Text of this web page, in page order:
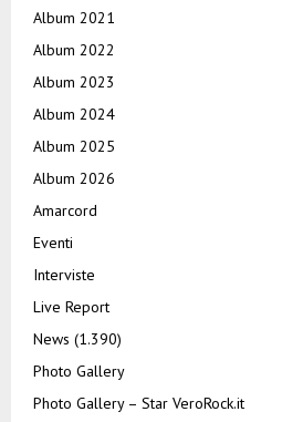
Album 2021
Album 2022
Album 2023
Album 2024
Album 2025
Album 2026
Amarcord
Eventi
Interviste
Live Report
News (1.390)
Photo Gallery
Photo Gallery – Star VeroRock.it